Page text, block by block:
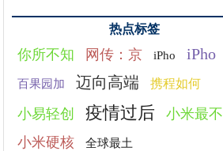
热点标签
你所不知 网传：京 iPho iPho
百果园加 迈向高端 携程如何
小易轻创 疫情过后
小米最不
小米硬核
全球最土